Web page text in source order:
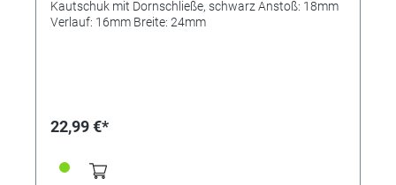
Kautschuk mit Dornschließe, schwarz Anstoß: 18mm
Verlauf: 16mm Breite: 24mm
22,99 €*